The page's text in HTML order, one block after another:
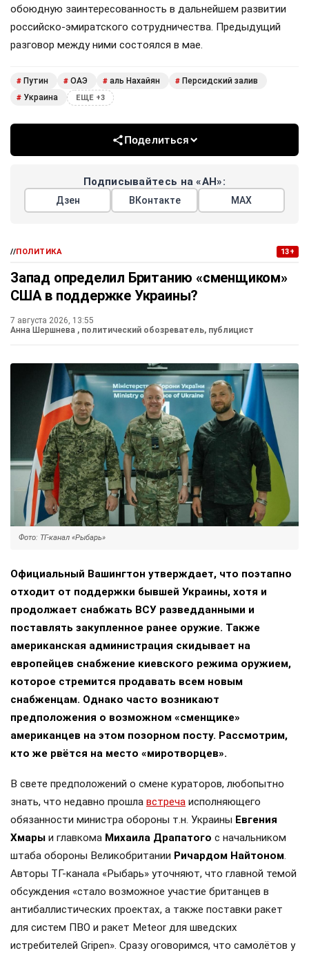
обоюдную заинтересованность в дальнейшем развитии
российско-эмиратского сотрудничества. Предыдущий
разговор между ними состоялся в мае.
# Путин # ОАЭ # аль Нахайян # Персидский залив
# Украина ЕЩЕ +3
Поделиться
Подписывайтесь на «АН»:
Дзен ВКонтакте МАХ
//ПОЛИТИКА 13+
Запад определил Британию «сменщиком»
США в поддержке Украины?
7 августа 2026, 13:55
Анна Шершнева , политический обозреватель, публицист
Фото: ТГ-канал «Рыбарь»
Официальный Вашингтон утверждает, что поэтапно
отходит от поддержки бывшей Украины, хотя и
продолжает снабжать ВСУ разведданными и
поставлять закупленное ранее оружие. Также
американская администрация скидывает на
европейцев снабжение киевского режима оружием,
которое стремится продавать всем новым
снабженцам. Однако часто возникают
предположения о возможном «сменщике»
американцев на этом позорном посту. Рассмотрим,
кто же рвётся на место «миротворцев».
В свете предположений о смене кураторов, любопытно
знать, что недавно прошла встреча исполняющего
обязанности министра обороны т.н. Украины Евгения
Хмары и главкома Михаила Драпатого с начальником
штаба обороны Великобритании Ричардом Найтоном.
Авторы ТГ-канала «Рыбарь» уточняют, что главной темой
обсуждения «стало возможное участие британцев в
антибаллистических проектах, а также поставки ракет
для систем ПВО и ракет Meteor для шведских
истребителей Gripen». Сразу оговоримся, что самолётов у